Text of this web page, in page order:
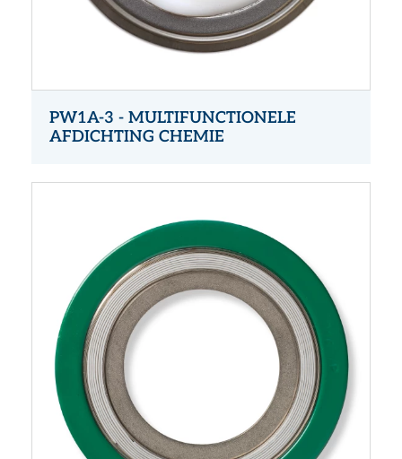
PW1A-3 - MULTIFUNCTIONELE
AFDICHTING CHEMIE